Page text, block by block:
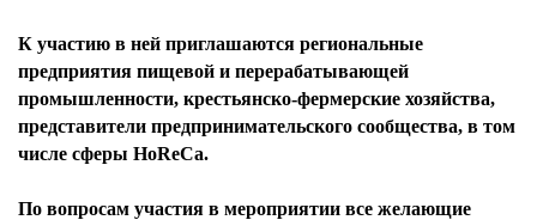
К участию в ней приглашаются региональные
предприятия пищевой и перерабатывающей
промышленности, крестьянско-фермерские хозяйства,
представители предпринимательского сообщества, в том
числе сферы HoReCa.
По вопросам участия в мероприятии все желающие